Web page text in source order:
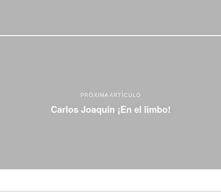
PRÓXIMA ARTÍCULO
Carlos Joaquín ¡En el limbo!